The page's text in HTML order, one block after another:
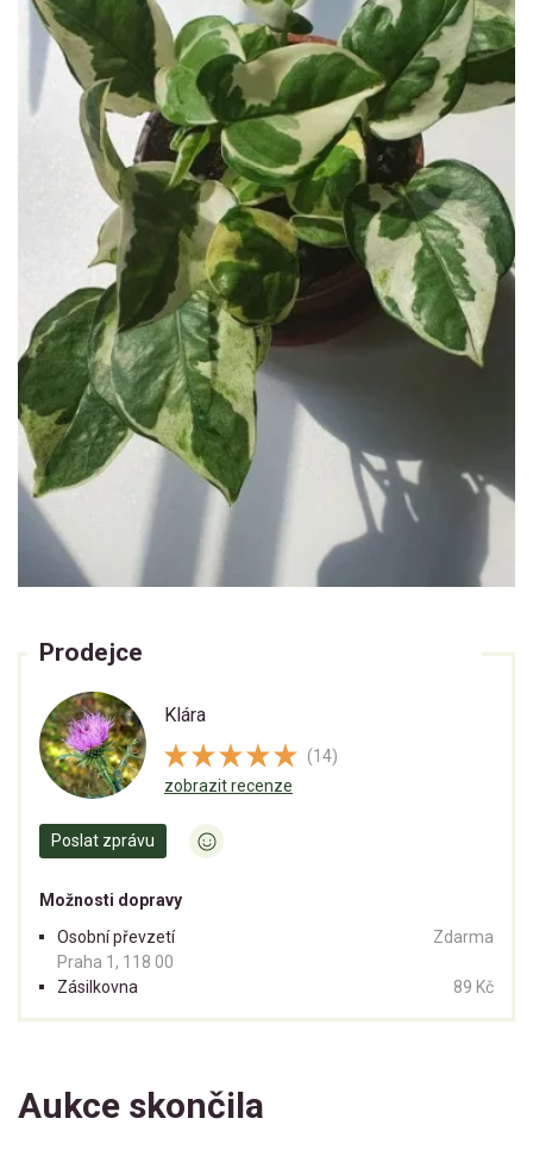
Prodejce
Klára
(14)
zobrazit recenze
Poslat zprávu
Možnosti dopravy
Osobní převzetí
Praha 1, 118 00
Zdarma
Zásilkovna 89 Kč
Aukce skončila